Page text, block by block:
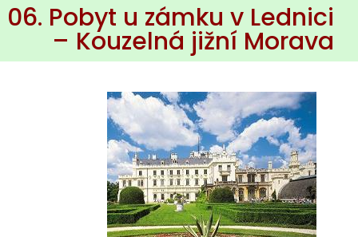
06. Pobyt u zámku v Lednici
– Kouzelná jižní Morava